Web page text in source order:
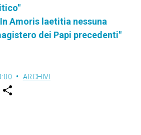
Amoris laetitia nessuna
dei Papi precedenti"
ARCHIVI
w